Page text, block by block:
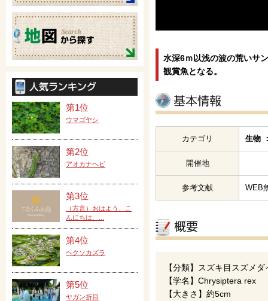
水深6ｍ以浅の波の荒いサ
観賞魚となる。
カテゴリ 生物
開催地
参考文献
【分類】スズキ目スズメ
【学名】Chrysiptera rex
【大きさ】約5cm
第1位
ウマゴヤシ
第2位
アオカナヘビ
第3位
（方言）おはよう、こ
んにちは、...
第4位
ヘクソカズラ
第5位
ヤガン折目